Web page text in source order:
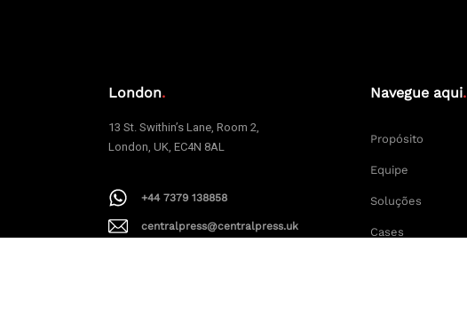
London.
13 St. Swithin’s Lane, Room 2,
London, UK, EC4N 8AL
+44 7379 138858
centralpress@centralpress.uk
Navegue aqui.
Propósito
Equipe
Soluções
Cases